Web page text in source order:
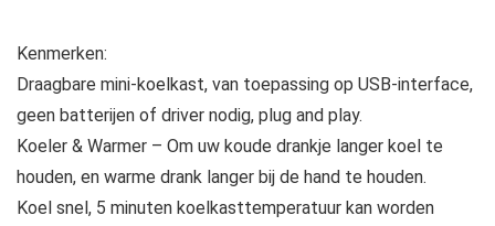
Kenmerken:
Draagbare mini-koelkast, van toepassing op USB-interface,
geen batterijen of driver nodig, plug and play.
Koeler & Warmer – Om uw koude drankje langer koel te
houden, en warme drank langer bij de hand te houden.
Koel snel, 5 minuten koelkasttemperatuur kan worden